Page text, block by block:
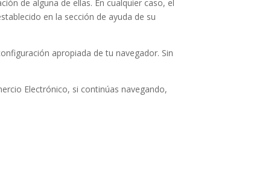
de alguna de ellas. En cualquier caso, el
en la sección de ayuda de su
apropiada de tu navegador. Sin
Electrónico, si continúas navegando,